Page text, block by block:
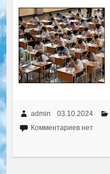
admin 03.10.2024
Комментариев нет